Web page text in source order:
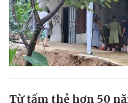
Từ tấm thẻ hơn 50